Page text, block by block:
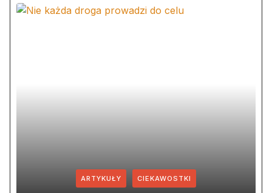
ARTYKUŁY CIEKAWOSTKI